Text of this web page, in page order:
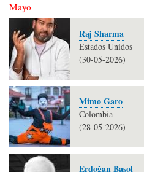
Mayo
Raj Sharma
Estados Unidos
(30-05-2026)
Mimo Garo
Colombia
(28-05-2026)
Erdoğan Başol